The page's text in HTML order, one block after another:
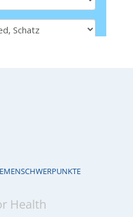
Health